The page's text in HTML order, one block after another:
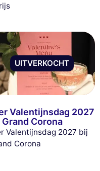
UITVERKOCHT
Valentijnsdag 2027
Grand Corona
Valentijnsdag 2027 bij
Corona